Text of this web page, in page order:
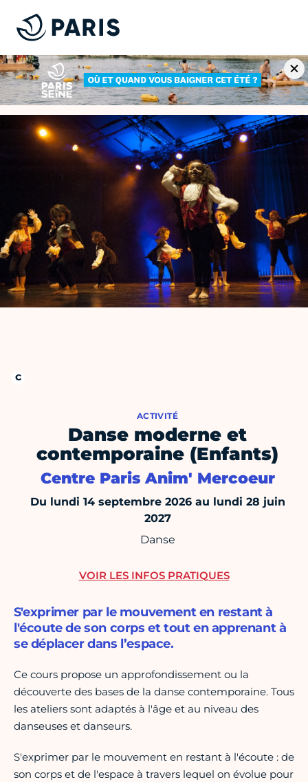
ACTIVITÉ
Danse moderne et
contemporaine (Enfants)
Centre Paris Anim' Mercoeur
Du lundi 14 septembre 2026 au lundi 28 juin
2027
Danse
S'exprimer par le mouvement en restant à
l'écoute de son corps et tout en apprenant à
se déplacer dans l’espace.
Ce cours propose un approfondissement ou la
découverte des bases de la danse contemporaine. Tous
les ateliers sont adaptés à l'âge et au niveau des
danseuses et danseurs.
S'exprimer par le mouvement en restant à l'écoute : de
son corps et de l'espace à travers lequel on évolue pour
VOIR LES INFOS PRATIQUES